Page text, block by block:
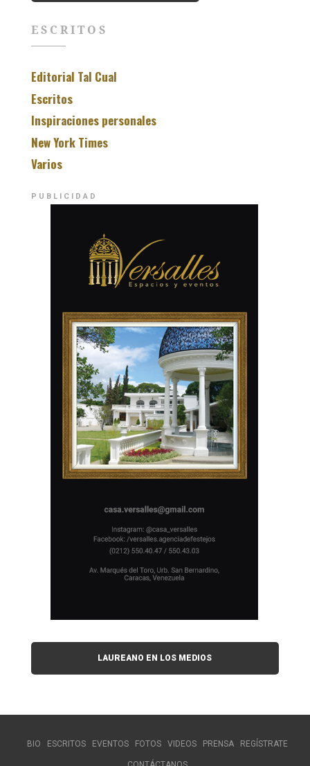
ESCRITOS
Editorial Tal Cual
Escritos
Inspiraciones personales
New York Times
Varios
PUBLICIDAD
LAUREANO EN LOS MEDIOS
BIO ESCRITOS EVENTOS FOTOS VIDEOS PRENSA REGÍSTRATE